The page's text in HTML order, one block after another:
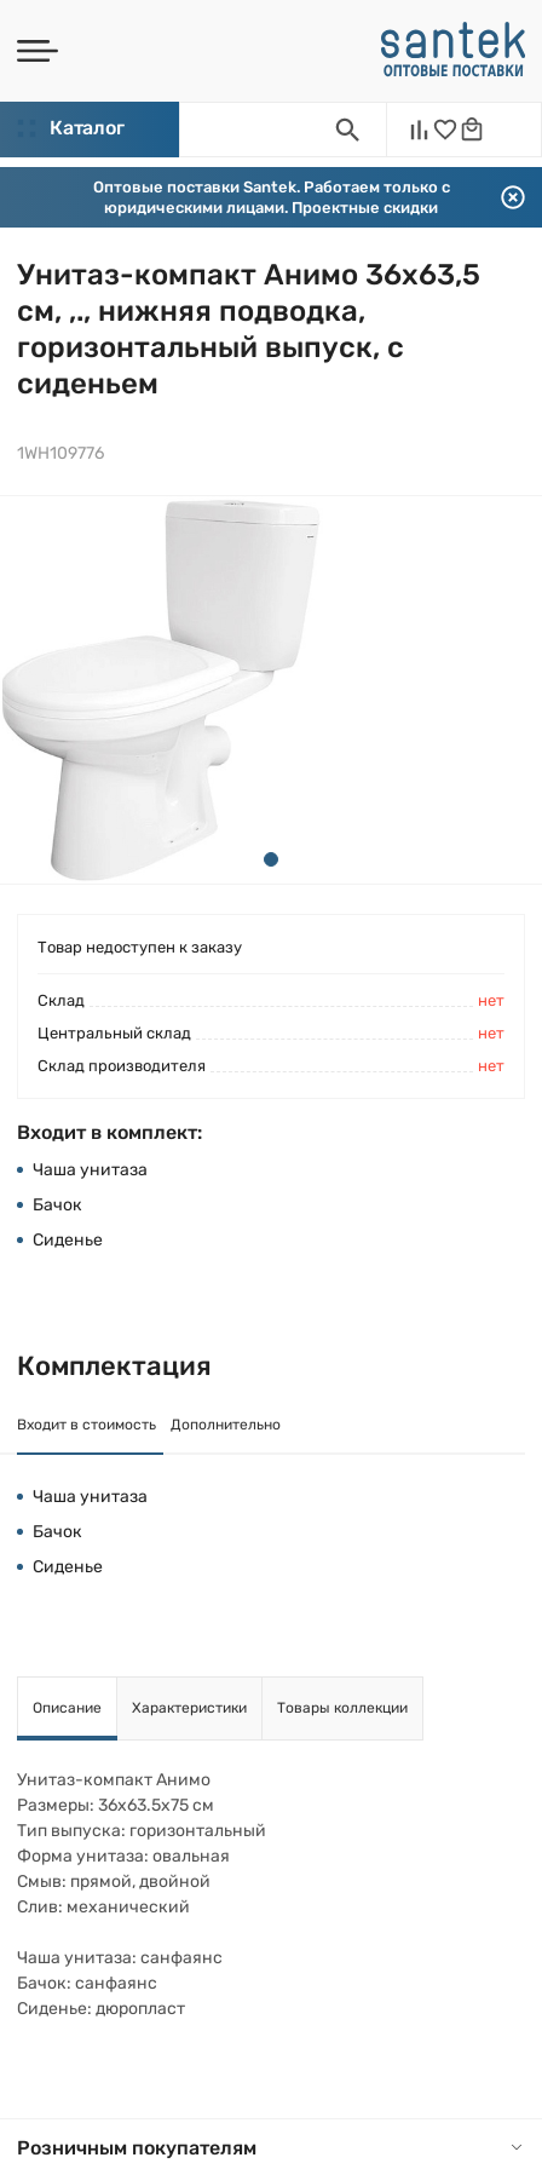
Каталог
Оптовые поставки Santek. Работаем только с
юридическими лицами. Проектные скидки
Унитаз-компакт Анимо 36х63,5
см, ,., нижняя подводка,
горизонтальный выпуск, с
сиденьем
1WH109776
Товар недоступен к заказу
Cклад
нет
Центральный склад
нет
Склад производителя
нет
Входит в комплект:
Чаша унитаза
Бачок
Сиденье
Комплектация
Входит в стоимость Дополнительно
Чаша унитаза
Бачок
Сиденье
Описание Характеристики Товары коллекции
Унитаз-компакт Анимо
Размеры: 36x63.5x75 см
Тип выпуска: горизонтальный
Форма унитаза: овальная
Смыв: прямой, двойной
Слив: механический
Чаша унитаза: санфаянс
Бачок: санфаянс
Сиденье: дюропласт
Розничным покупателям